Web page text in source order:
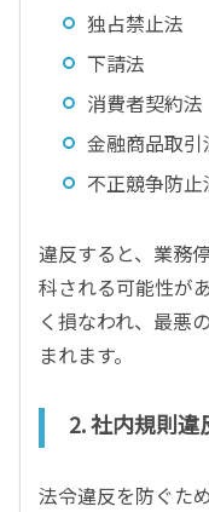
独占禁止法
下請法
消費者契約法
金融商品取引
不正競争防止
違反すると、業務
科される可能性が
く損なわれ、最悪
まれます。
2. 社内規則違
法令違反を防ぐた